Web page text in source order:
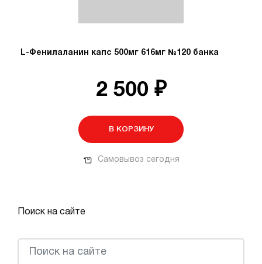
L-Фенилаланин капс 500мг 616мг №120 банка
2 500 ₽
В КОРЗИНУ
Самовывоз сегодня
Поиск на сайте